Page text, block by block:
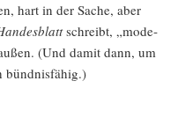
hart in der Sache, aber
schreibt, „mode­
(Und damit dann, um
bündnisfähig.)